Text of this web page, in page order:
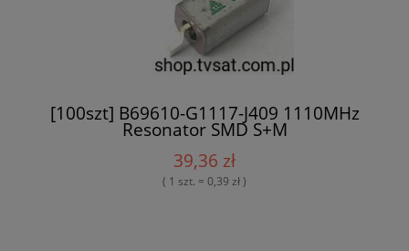
[100szt] B69610-G1117-J409 1110MHz
Resonator SMD S+M
39,36 zł
( 1 szt. = 0,39 zł )